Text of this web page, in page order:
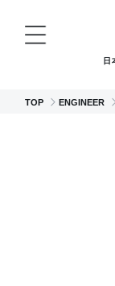
日
TOP ENGINEER